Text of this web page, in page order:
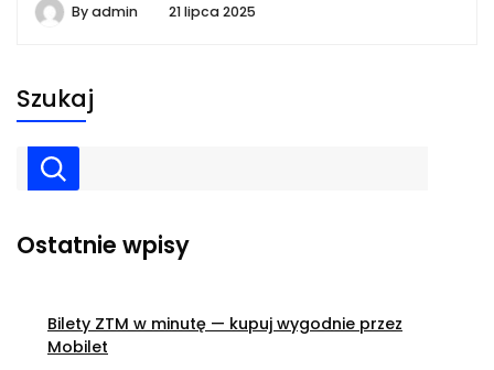
Byadmin 21 lipca 2025
Szukaj
Ostatnie wpisy
Bilety ZTM w minutę — kupuj wygodnie przez
Mobilet